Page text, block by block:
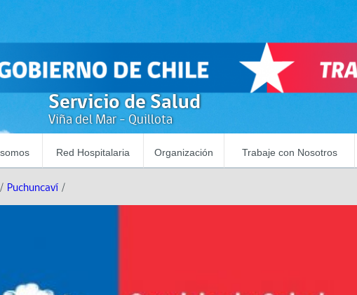
Servicio de Salud
Viña del Mar - Quillota
Red Hospitalaria Organización Trabaje con Nosotros
/ Puchuncaví /